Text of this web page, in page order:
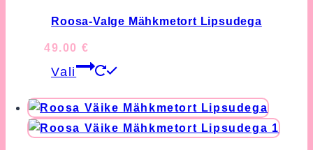
options
the
product
page
Roosa-Valge Mähkmetort Lipsudega
49.00 €
Vali
has
multiple
variants.